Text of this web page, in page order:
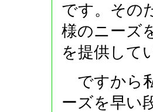
です。その
様のニーズ
を提供して
ですから
ーズを早い